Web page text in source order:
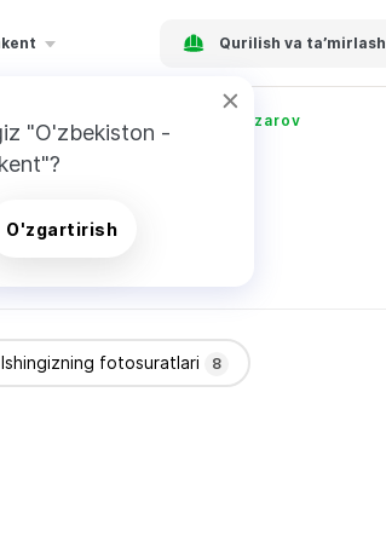
Qurilish va ta’mirlash
"O'zbekiston -
O'zgartirish
Safarali Ollonazarov
chaqiruv
Ishingizning fotosuratlari 8